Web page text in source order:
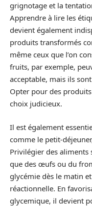
grignotage et la
Apprendre à lire les
devient également
produits transformés
même ceux que l’on
fruits, par exemple,
acceptable, mais ils
Opter pour des
choix judicieux.
Il est également
comme le petit-
Privilégier des aliments
que des œufs ou du
glycémie dès le matin
réactionnelle. En
glycemique, il devient